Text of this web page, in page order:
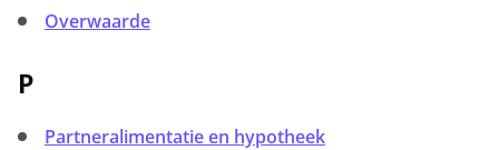
Overwaarde
P
Partneralimentatie en hypotheek